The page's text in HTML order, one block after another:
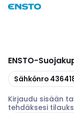
ENSTO-
Kopioi
Sähkönro
Kirjaudu sisään
tehdäksesi